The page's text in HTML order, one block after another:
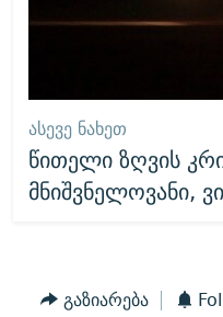
ᲐᲡᲔᲕᲔ ᲜᲐᲮᲔᲗ
წითელი ზღვის
მნიშვნელოვანი,
გაზიარება